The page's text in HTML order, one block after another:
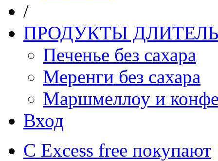
/
ПРОДУКТЫ
Печенье без сахара
Меренги без сахара
Маршмеллоу и
Вход
С Excess free покупают